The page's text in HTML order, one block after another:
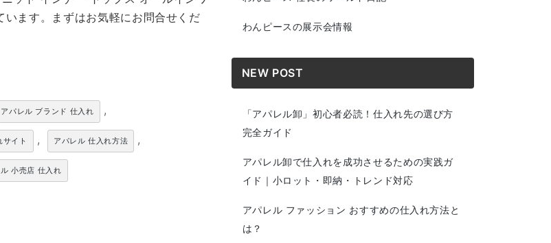
ます。まずはお気軽にお問合せくだ
アパレル ブランド 仕入れ ,
サイト , アパレル 仕入れ方法 ,
小売店 仕入れ
わんピースの展示会情報
NEW POST
「アパレル卸」初心者必読！仕入れ先の選び方
完全ガイド
アパレル卸で仕入れを成功させるための実践ガ
イド｜小ロット・即納・トレンド対応
アパレル ファッション おすすめの仕入れ方法と
は？